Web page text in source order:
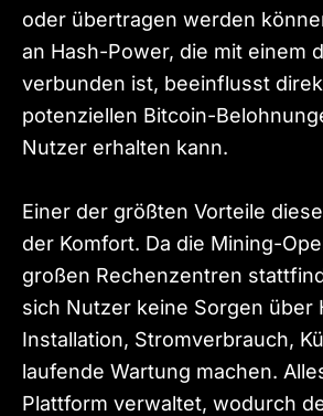
oder übertragen werden
an Hash-Power, die mit einem
verbunden ist, beeinflusst
potenziellen Bitcoin-
Nutzer erhalten kann.
Einer der größten Vorteile
der Komfort. Da die Mining-
großen Rechenzentren
sich Nutzer keine Sorgen über
Installation, Stromverbrauch,
laufende Wartung machen.
Plattform verwaltet, wodurch